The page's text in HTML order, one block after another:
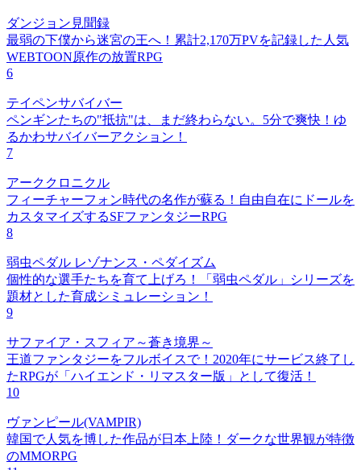
ダンジョン見聞録
最弱の下僕から迷宮の王へ！累計2,170万PVを記録した人気
WEBTOON原作の放置RPG
6
テイペンサバイバー
ペンギンたちの"抵抗"は、まだ終わらない。5分で爽快！ゆ
るかわサバイバーアクション！
7
アーククロニクル
フィーチャーフォン時代の名作が蘇る！自由自在にドールを
カスタマイズするSFファンタジーRPG
8
弱虫ペダル レゾナンス・ペダイズム
個性的な選手たちを育て上げろ！「弱虫ペダル」シリーズを
題材とした育成シミュレーション！
9
サファイア・スフィア～蒼き境界～
王道ファンタジーをフルボイスで！2020年にサービス終了し
たRPGが「ハイエンド・リマスター版」として復活！
10
ヴァンピール(VAMPIR)
韓国で人気を博した作品が日本上陸！ダークな世界観が特徴
のMMORPG